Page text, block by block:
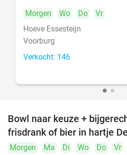
Morgen
Wo Do
Vr
Hoeve Essesteijn
Voorburg
Verkocht: 146
Bowl naar keuze +
frisdrank of bier in hartje
Morgen Ma Di Wo Do
Vr